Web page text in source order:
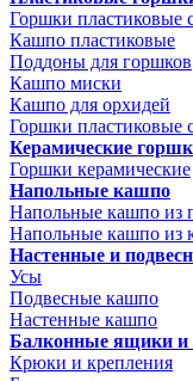
Горшки
Кашпо пластиковые
Поддоны для горшков
Кашпо миски
Кашпо для орхидей
Горшки пластиковые
Керамические
Горшки керамические
Напольные кашпо
Напольные кашпо из
Напольные кашпо из
Настенные и
Усы
Подвесные кашпо
Настенные кашпо
Балконные ящики и
Крюки и крепления